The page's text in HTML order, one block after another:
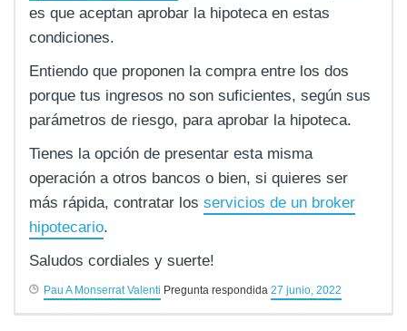
es que aceptan aprobar la hipoteca en estas
condiciones.
Entiendo que proponen la compra entre los dos
porque tus ingresos no son suficientes, según sus
parámetros de riesgo, para aprobar la hipoteca.
Tienes la opción de presentar esta misma
operación a otros bancos o bien, si quieres ser
más rápida, contratar los servicios de un broker
hipotecario.
Saludos cordiales y suerte!
Pau A Monserrat Valenti Pregunta respondida 27 junio, 2022